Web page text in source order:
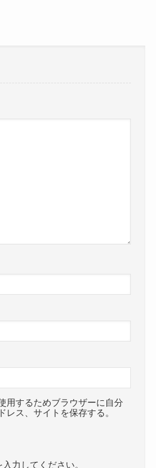
用するためブラウザーに自分
レス、サイトを保存する。
力してください。